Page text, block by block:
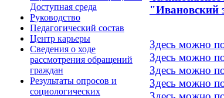
Доступная среда
Руководство
Педагогический состав
Центр карьеры
Сведения о ходе
рассмотрения обращений
граждан
Результаты опросов и
социологических
"Ивановский
Здесь можно
Здесь можно
Здесь можно
Здесь можно